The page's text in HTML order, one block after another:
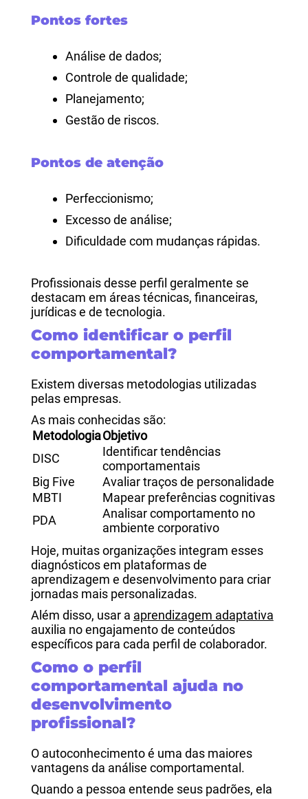
Pontos fortes
Análise de dados;
Controle de qualidade;
Planejamento;
Gestão de riscos.
Pontos de atenção
Perfeccionismo;
Excesso de análise;
Dificuldade com mudanças rápidas.
Profissionais desse perfil geralmente se
destacam em áreas técnicas, financeiras,
jurídicas e de tecnologia.
Como identificar o perfil
comportamental?
Existem diversas metodologias utilizadas
pelas empresas.
As mais conhecidas são:
MetodologiaObjetivo
DISC
Identificar tendências
comportamentais
Big Five
Avaliar traços de personalidade
MBTI
Mapear preferências cognitivas
PDA
Analisar comportamento no
ambiente corporativo
Hoje, muitas organizações integram esses
diagnósticos em plataformas de
aprendizagem e desenvolvimento para criar
jornadas mais personalizadas.
Além disso, usar a aprendizagem adaptativa
auxilia no engajamento de conteúdos
específicos para cada perfil de colaborador.
Como o perfil
comportamental ajuda no
desenvolvimento
profissional?
O autoconhecimento é uma das maiores
vantagens da análise comportamental.
Quando a pessoa entende seus padrões, ela